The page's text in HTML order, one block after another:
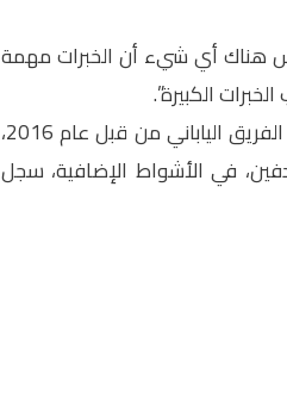
هناك أي شيء أن الخبرات مهمة
الكبيرة”.
وكان ريال مدريد قد توج بطلًا للعالم على حساب الفريق الياباني من قبل عام 2016،
في الأشواط الإضافية، سجل